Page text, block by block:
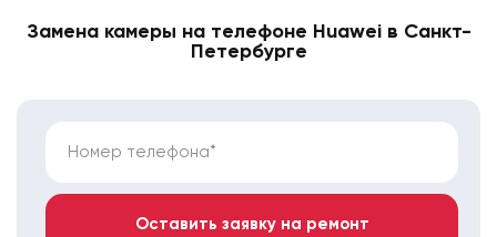
Замена камеры на телефоне Huawei в Санкт-
Петербурге
Номер телефона*
Оставить заявку на ремонт